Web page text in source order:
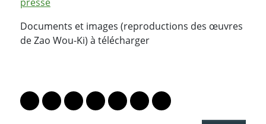
Documents et images (reproductions des œuvres
de Zao Wou-Ki) à télécharger
Lien vers le profil Mastodon
Lien vers le profil Bluesky
Lien vers le profil Instagram
Lien vers le profil Linkedin
Lien vers le profil Facebook
Lien vers le profil Twitter
Partager par WhatsApp